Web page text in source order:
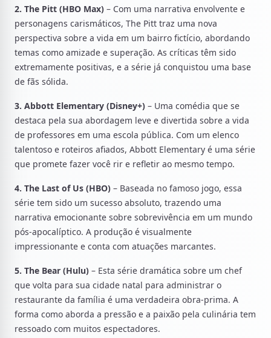
2. The Pitt (HBO Max) – Com uma narrativa envolvente e
personagens carismáticos, The Pitt traz uma nova
perspectiva sobre a vida em um bairro fictício, abordando
temas como amizade e superação. As críticas têm sido
extremamente positivas, e a série já conquistou uma base
de fãs sólida.
3. Abbott Elementary (Disney+) – Uma comédia que se
destaca pela sua abordagem leve e divertida sobre a vida
de professores em uma escola pública. Com um elenco
talentoso e roteiros afiados, Abbott Elementary é uma série
que promete fazer você rir e refletir ao mesmo tempo.
4. The Last of Us (HBO) – Baseada no famoso jogo, essa
série tem sido um sucesso absoluto, trazendo uma
narrativa emocionante sobre sobrevivência em um mundo
pós-apocalíptico. A produção é visualmente
impressionante e conta com atuações marcantes.
5. The Bear (Hulu) – Esta série dramática sobre um chef
que volta para sua cidade natal para administrar o
restaurante da família é uma verdadeira obra-prima. A
forma como aborda a pressão e a paixão pela culinária tem
ressoado com muitos espectadores.